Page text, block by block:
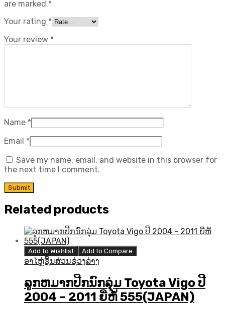
are marked *
Your rating *
Your review *
Name *
Email *
Save my name, email, and website in this browser for
the next time I comment.
Related products
Add to Wishlist Add to Compare
ອາໄຫຼ່ຊິ້ນສ່ວນຊ່ວງລ່າງ
ລູກຫມາກປີກນົກລຸ່ມ Toyota Vigo ປີ
2004 – 2011 ຍີ່ຫໍ້ 555(JAPAN)